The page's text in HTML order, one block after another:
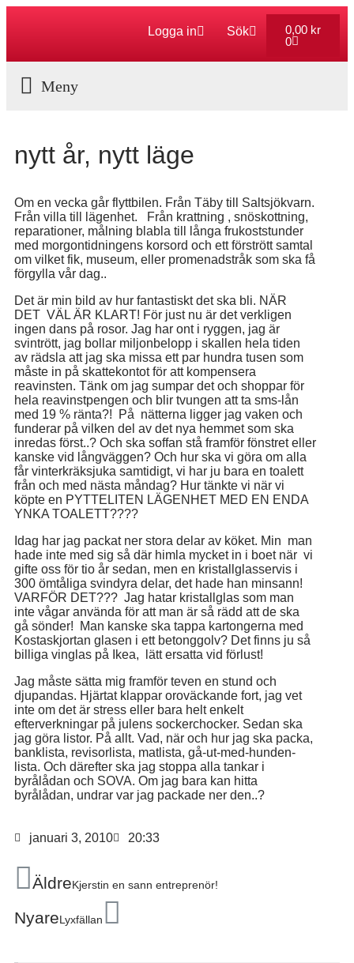
Logga in Sök 0,00 kr
0
nytt år, nytt läge
Om en vecka går flyttbilen. Från Täby till Saltsjökvarn.
Från villa till lägenhet. Från krattning , snöskottning,
reparationer, målning blabla till långa frukoststunder
med morgontidningens korsord och ett förstrött samtal
om vilket fik, museum, eller promenadstråk som ska få
förgylla vår dag..
Det är min bild av hur fantastiskt det ska bli. NÄR
DET VÄL ÄR KLART! För just nu är det verkligen
ingen dans på rosor. Jag har ont i ryggen, jag är
svintrött, jag bollar miljonbelopp i skallen hela tiden
av rädsla att jag ska missa ett par hundra tusen som
måste in på skattekontot för att kompensera
reavinsten. Tänk om jag sumpar det och shoppar för
hela reavinstpengen och blir tvungen att ta sms-lån
med 19 % ränta?! På nätterna ligger jag vaken och
funderar på vilken del av det nya hemmet som ska
inredas först..? Och ska soffan stå framför fönstret eller
kanske vid långväggen? Och hur ska vi göra om alla
får vinterkräksjuka samtidigt, vi har ju bara en toalett
från och med nästa måndag? Hur tänkte vi när vi
köpte en PYTTELITEN LÄGENHET MED EN ENDA
YNKA TOALETT????
Idag har jag packat ner stora delar av köket. Min man
hade inte med sig så där himla mycket in i boet när vi
gifte oss för tio år sedan, men en kristallglasservis i
300 ömtåliga svindyra delar, det hade han minsann!
VARFÖR DET??? Jag hatar kristallglas som man
inte vågar använda för att man är så rädd att de ska
gå sönder! Man kanske ska tappa kartongerna med
Kostaskjortan glasen i ett betonggolv? Det finns ju så
billiga vinglas på Ikea, lätt ersatta vid förlust!
Jag måste sätta mig framför teven en stund och
djupandas. Hjärtat klappar oroväckande fort, jag vet
inte om det är stress eller bara helt enkelt
efterverkningar på julens sockerchocker. Sedan ska
jag göra listor. På allt. Vad, när och hur jag ska packa,
banklista, revisorlista, matlista, gå-ut-med-hunden-
lista. Och därefter ska jag stoppa alla tankar i
byrålådan och SOVA. Om jag bara kan hitta
byrålådan, undrar var jag packade ner den..?
januari 3, 2010 20:33
ÄldreKjerstin en sann entreprenör!
NyareLyxfällan